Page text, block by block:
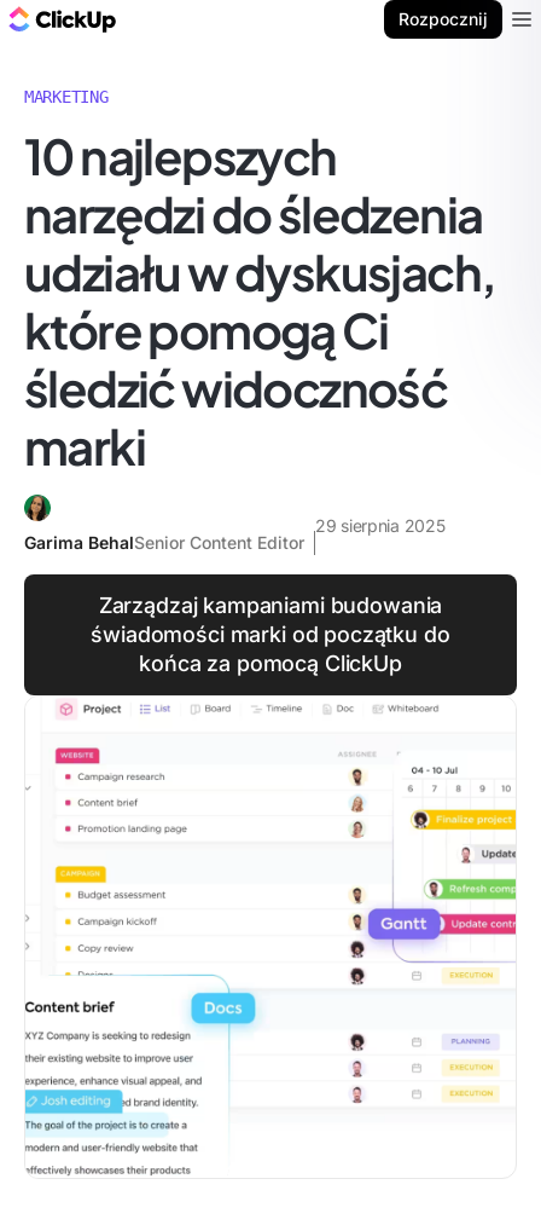
Rozpocznij
MARKETING
10 najlepszych
narzędzi do śledzenia
udziału w dyskusjach,
które pomogą Ci
śledzić widoczność
marki
Garima BehalSenior Content Editor
29 sierpnia 2025
Zarządzaj kampaniami budowania
świadomości marki od początku do
końca za pomocą ClickUp